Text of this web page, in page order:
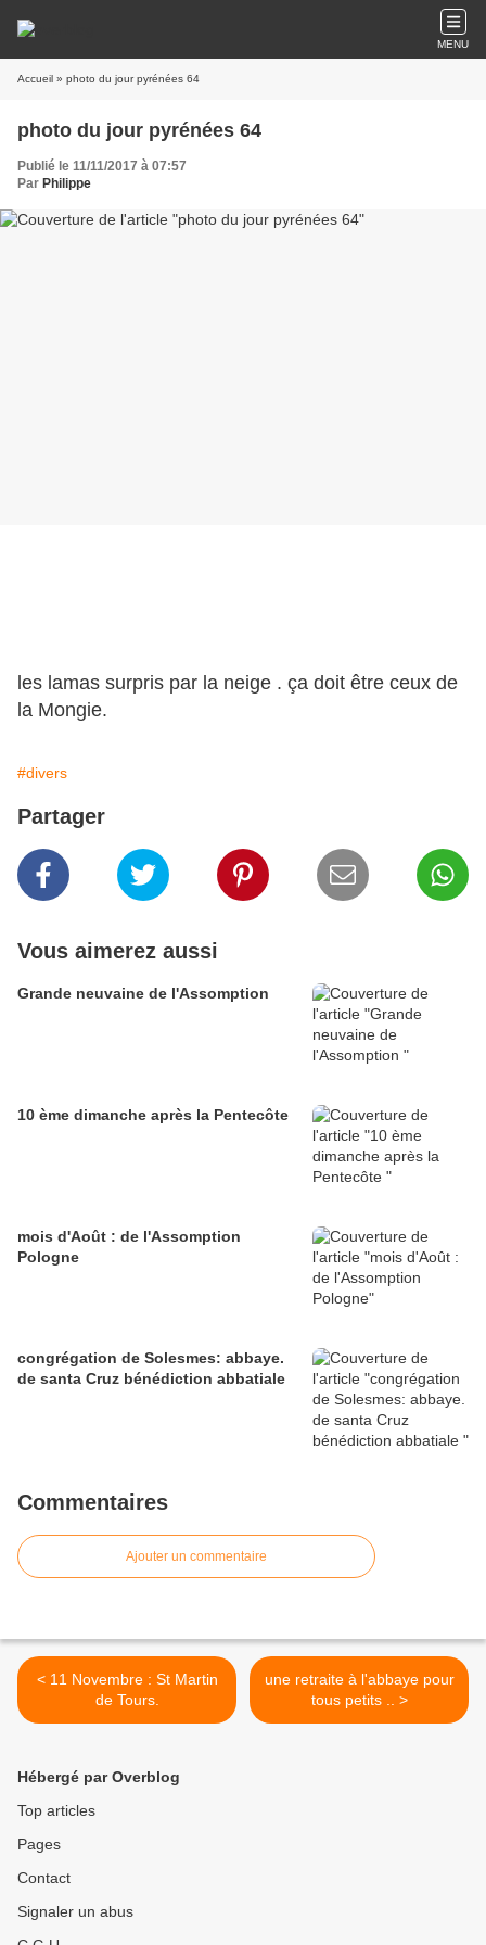
MENU
Accueil » photo du jour pyrénées 64
photo du jour pyrénées 64
Publié le 11/11/2017 à 07:57
Par Philippe
les lamas surpris par la neige . ça doit être ceux de
la Mongie.
#divers
Partager
Vous aimerez aussi
Grande neuvaine de l'Assomption
10 ème dimanche après la Pentecôte
mois d'Août : de l'Assomption
Pologne
congrégation de Solesmes: abbaye.
de santa Cruz bénédiction abbatiale
Commentaires
Ajouter un commentaire
< 11 Novembre : St Martin
de Tours.
une retraite à l'abbaye pour
tous petits .. >
Hébergé par Overblog
Top articles
Pages
Contact
Signaler un abus